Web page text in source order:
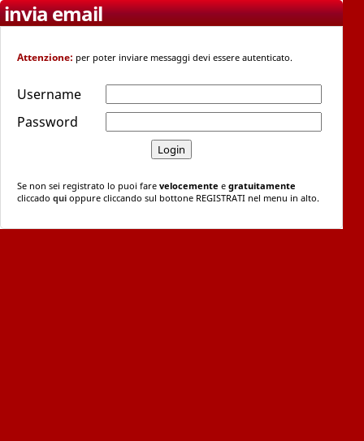
invia email
Attenzione: per poter inviare messaggi devi essere autenticato.
Username
Password
Se non sei registrato lo puoi fare velocemente e gratuitamente
cliccado qui oppure cliccando sul bottone REGISTRATI nel menu in alto.